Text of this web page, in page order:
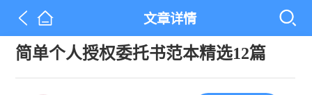
文章详情
简单个人授权委托书范本精选12篇